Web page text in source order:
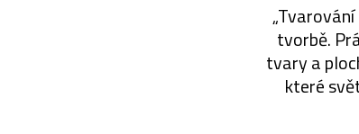
tvorbě.
tvary a
které